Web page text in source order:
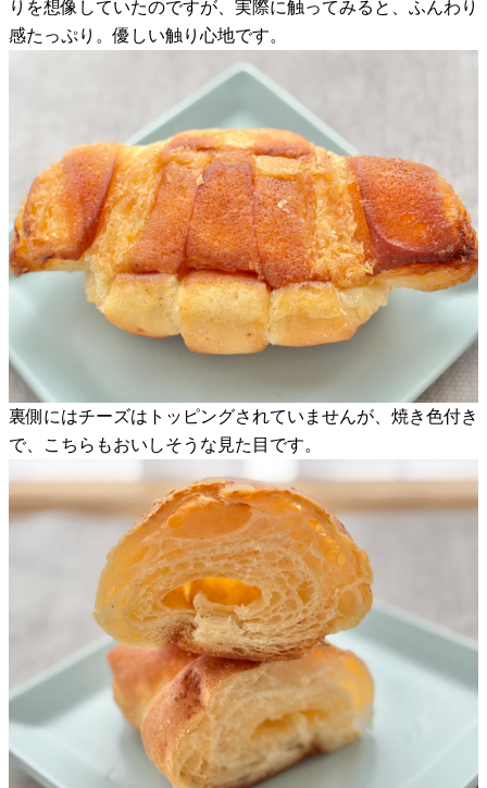
りを想像していたのですが、実際に触ってみると、ふんわり
感たっぷり。優しい触り心地です。
裏側にはチーズはトッピングされていませんが、焼き色付き
で、こちらもおいしそうな見た目です。